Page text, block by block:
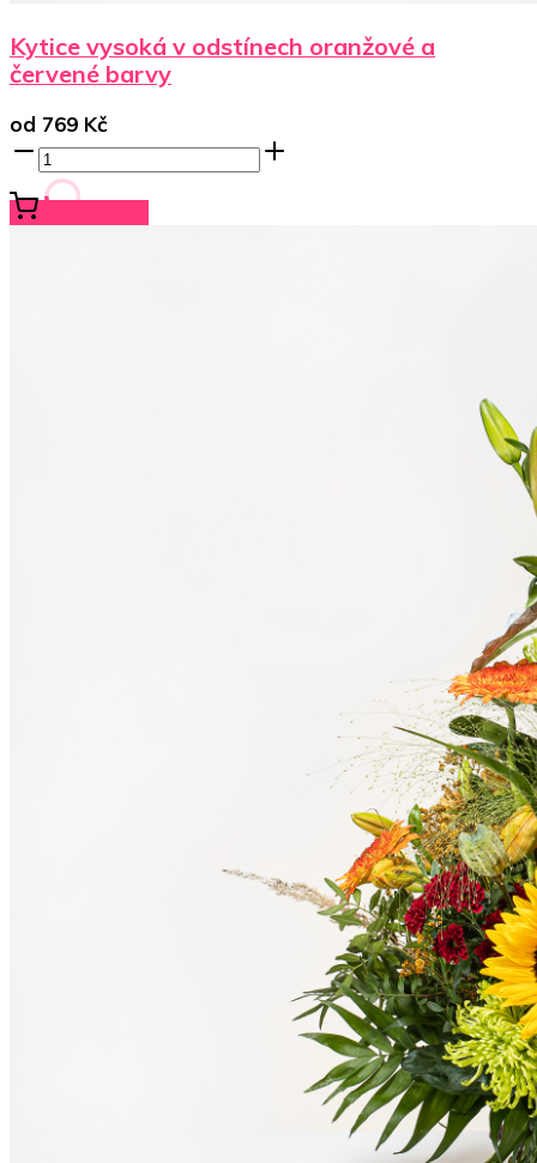
Kytice vysoká v odstínech oranžové a
červené barvy
od 769 Kč